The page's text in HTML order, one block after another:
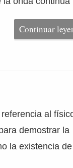
Continuar
al
demostrar la
la existencia